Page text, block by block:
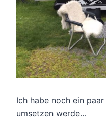
Ich habe noch ein
umsetzen werde…